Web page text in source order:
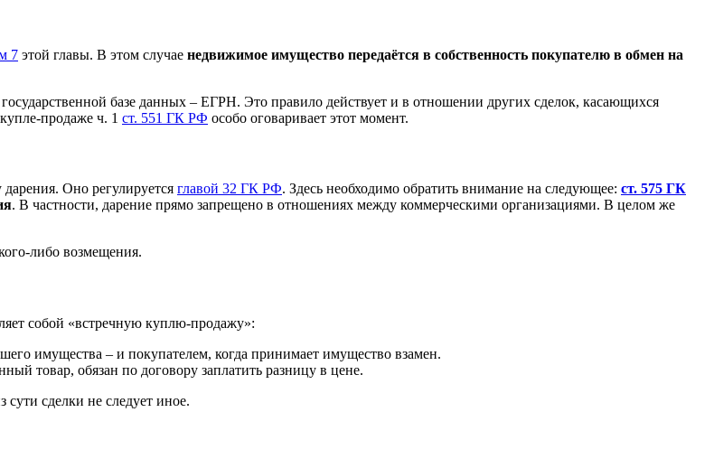
7 этой главы. В этом случае недвижимое имущество передаётся в собственность покупателю в обмен на
базе данных – ЕГРН. Это правило действует и в отношении других сделок, касающихся
продаже ч. 1 ст. 551 ГК РФ особо оговаривает этот момент.
Оно регулируется главой 32 ГК РФ. Здесь необходимо обратить внимание на следующее: ст. 575 ГК
. В частности, дарение прямо запрещено в отношениях между коммерческими организациями. В целом же
либо возмещения.
собой «встречную куплю-продажу»:
имущества – и покупателем, когда принимает имущество взамен.
товар, обязан по договору заплатить разницу в цене.
сделки не следует иное.